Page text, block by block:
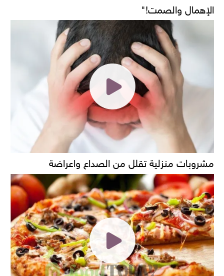
الإهمال والصمت!"
مشروبات منزلية تقلل من الصداع واعراضة